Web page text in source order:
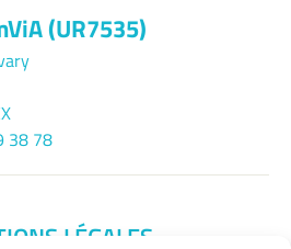
(UR7535)
38 78
LÉGALES